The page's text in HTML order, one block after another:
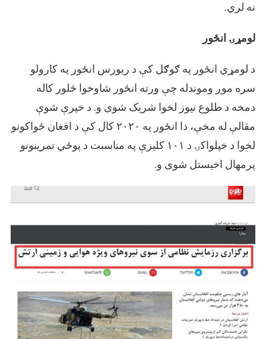
نه لري.
لومړۍ انځور
د لومړي انځور په ګوګل کې د ریورس انځور په کارولو
سره موږ وموندله چې ورته انځور شاوخوا څلور کاله
دمخه د طلوع نیوز لخوا شریک شوی و. د خپرې شوې
مقالې له مخې، دا انځور په ۲۰۲۰ کال کې د افغان ځواکونو
لخوا د خپلواکۍ د ۱۰۱ کلیزې په مناسبت د پوځي تمرینونو
پرمهال اخیستل شوی و.